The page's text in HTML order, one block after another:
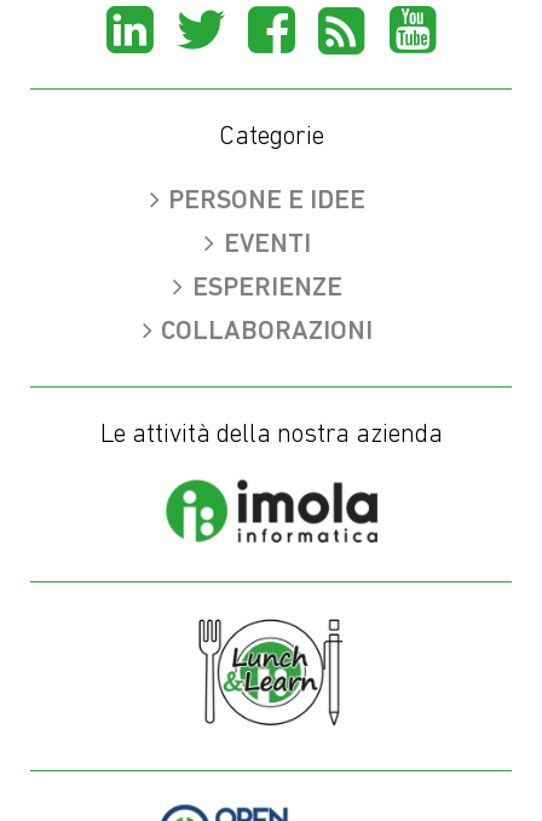
Share
on
LinkedIn
Share
on
X
(Twitter)
Share
on
Facebook
Share
on on
Categorie
PERSONE E IDEE
EVENTI
ESPERIENZE
COLLABORAZIONI
Le attività della nostra azienda